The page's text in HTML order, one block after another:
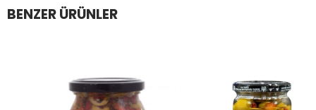
BENZER ÜRÜNLER